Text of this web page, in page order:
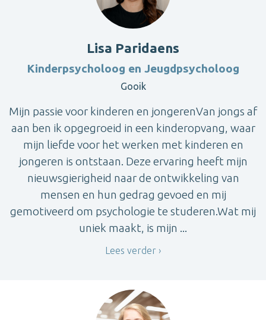
Lisa Paridaens
Kinderpsycholoog en Jeugdpsycholoog
Gooik
Mijn passie voor kinderen en jongerenVan jongs af
aan ben ik opgegroeid in een kinderopvang, waar
mijn liefde voor het werken met kinderen en
jongeren is ontstaan. Deze ervaring heeft mijn
nieuwsgierigheid naar de ontwikkeling van
mensen en hun gedrag gevoed en mij
gemotiveerd om psychologie te studeren.Wat mij
uniek maakt, is mijn ...
Lees verder